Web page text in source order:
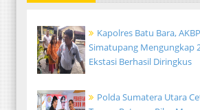
Kapolres Batu Bara,
Simatupang Mengungkap
Ekstasi Berhasil Diringkus
Polda Sumatera Utara